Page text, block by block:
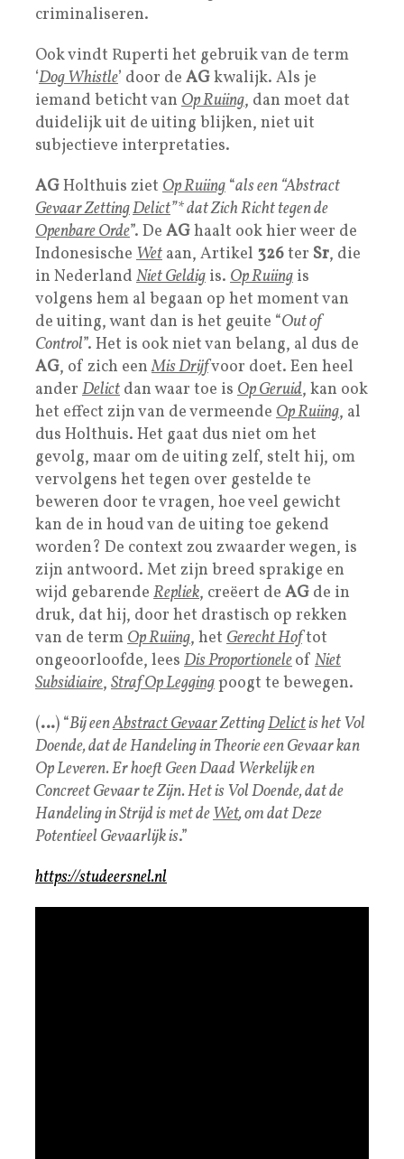
criminaliseren.
Ook vindt Ruperti het gebruik van de term
‘Dog Whistle’ door de AGkwalijk. Als je
iemand beticht van Op Ruiing, dan moet dat
duidelijk uit de uiting blijken, niet uit
subjectieve interpretaties.
AGHolthuis ziet Op Ruiing “als een “Abstract
Gevaar ZettingDelict”* dat Zich Richt tegen de
Openbare Orde”. De AGhaalt ook hier weer de
Indonesische Wet aan, Artikel 326ter Sr, die
in Nederland Niet Geldig is. Op Ruiing is
volgens hem al begaan op het moment van
de uiting, want dan is het geuite “Out of
Control”. Het is ook niet van belang, al dus de
AG, of zich eenMis Drijfvoor doet. Een heel
ander Delict dan waar toe is Op Geruid, kan ook
het effect zijn van de vermeende Op Ruiing, al
dus Holthuis. Het gaat dus niet om het
gevolg, maar om de uiting zelf, stelt hij, om
vervolgens het tegen over gestelde te
beweren door te vragen, hoe veel gewicht
kan de in houd van de uiting toe gekend
worden? De context zou zwaarder wegen, is
zijn antwoord. Met zijn breed sprakige en
wijd gebarende Repliek, creëert de AG de in
druk, dat hij, door het drastisch op rekken
van de termOp Ruiing, het Gerecht Hoftot
ongeoorloofde, lees Dis Proportioneleof Niet
Subsidiaire, Straf Op Leggingpoogt te bewegen.
(…) “Bij eenAbstract GevaarZettingDelictis het Vol
Doende, dat de Handeling in Theorie een Gevaar kan
Op Leveren. Er hoeft Geen Daad Werkelijk en
Concreet Gevaar te Zijn. Het is Vol Doende, dat de
Handeling in Strijd is met deWet, om dat Deze
Potentieel Gevaarlijk is.”
https://studeersnel.nl